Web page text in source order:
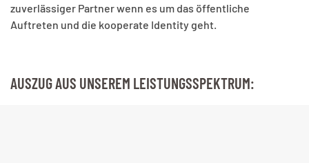
zuverlässiger Partner wenn es um das öffentliche
Auftreten und die kooperate Identity geht.
AUSZUG AUS UNSEREM LEISTUNGSSPEKTRUM: